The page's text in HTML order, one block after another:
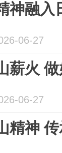
神融入
06-27
薪火
06-27
精神